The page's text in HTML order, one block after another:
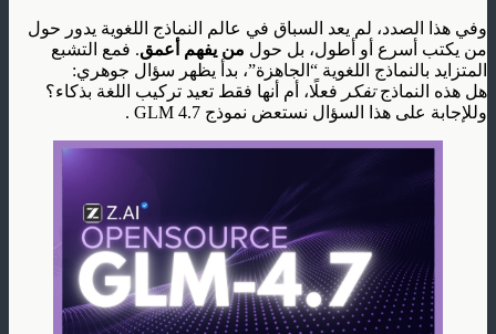
وفي هذا الصدد، لم يعد السباق في عالم النماذج اللغوية يدور حول
من يكتب أسرع أو أطول، بل حول من يفهم أعمق. فمع التشبع
المتزايد بالنماذج اللغوية “الجاهزة”، بدأ يظهر سؤال جوهري:
هل هذه النماذجتفكر فعلًا، أم أنها فقط تعيد تركيب اللغة بذكاء؟
وللإجابة على هذا السؤال نستعض نموذج GLM 4.7 .